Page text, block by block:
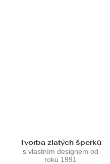
Tvorba zlatých šperků
s vlastním designem od
roku 1991